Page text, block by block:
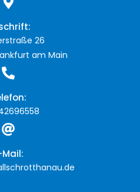
26
am Main
Mail: